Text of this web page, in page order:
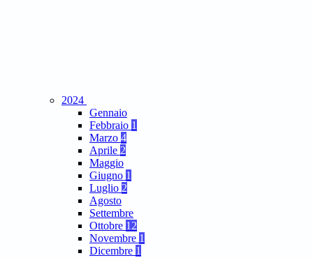
2024
Gennaio
Febbraio 1
Marzo 4
Aprile 2
Maggio
Giugno 1
Luglio 2
Agosto
Settembre
Ottobre 12
Novembre 1
Dicembre 1